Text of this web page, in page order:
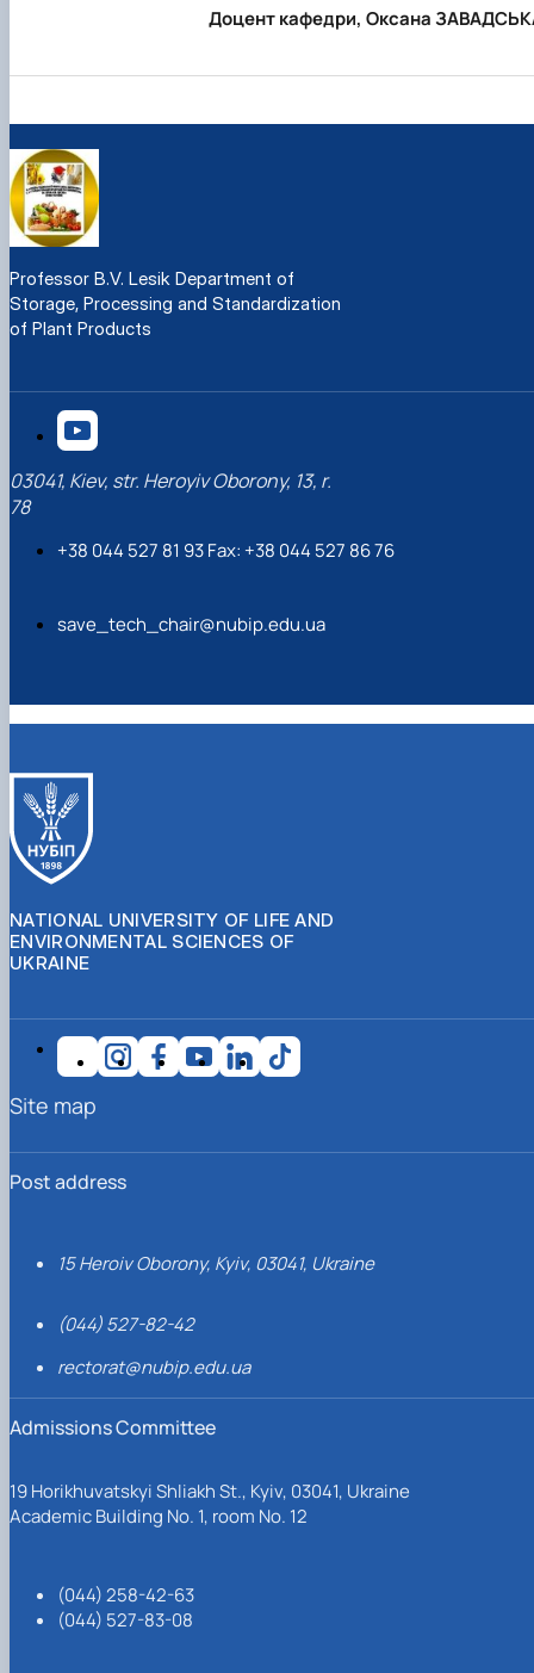
Доцент кафедри, Оксана
Professor B.V. Lesik Department of
Storage, Processing and Standardization
of Plant Products
03041, Kiev, str. Heroyiv Oborony, 13, r.
78
+38 044 527 81 93 Fax: +38 044 527 86 76
save_tech_chair@nubip.edu.ua
NATIONAL UNIVERSITY OF LIFE AND
ENVIRONMENTAL SCIENCES OF
UKRAINE
Post address
15 Heroiv Oborony, Kyiv, 03041, Ukraine
(044) 527-82-42
rectorat@nubip.edu.ua
Admissions Committee
19 Horikhuvatskyi Shliakh St., Kyiv, 03041, Ukraine
Academic Building No. 1, room No. 12
(044) 258-42-63
(044) 527-83-08
Site map